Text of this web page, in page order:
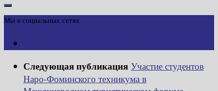
Мы в социальных сетях
Следующая публикация Участие студентов
Наро-Фоминского техникума в